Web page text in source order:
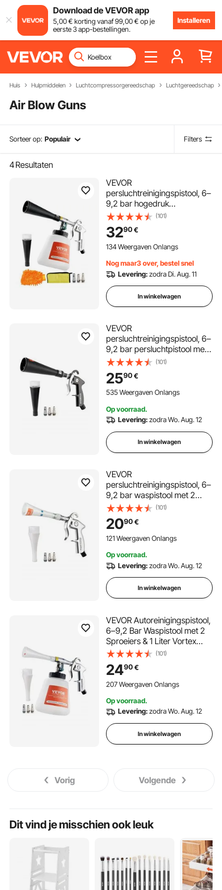
Download de VEVOR app
5,00€ korting vanaf99,00€ op je
eerste 3 app-bestellingen.
Installeren
Huis Hulpmiddelen Luchtcompressorgereedschap Luchtgereedschap
Air Blow Guns
Sorteer op: Populair Filters
4Resultaten
VEVOR
persluchtreinigingspistool, 6–
9,2 bar hogedruk
luchtblaaspistool met 2
sproeiers en 1 liter
vloeistoffles, waspistool,
autoreinigingspistool,
luchtcompressor
(101)
3290€
134 Weergaven Onlangs
Nog maar3 over, bestel snel
Levering:zodra Di. Aug. 11
In winkelwagen
VEVOR
persluchtreinigingspistool, 6–
9,2 bar persluchtpistool met
2 nozzlesets, 360° draaibare
nozzle voor grondige
reiniging,
hogedrukblaaspistool,
luchtcompressor.
(101)
2590€
535 Weergaven Onlangs
Op voorraad.
Levering:zodra Wo. Aug. 12
In winkelwagen
VEVOR
persluchtreinigingspistool, 6–
9,2 bar waspistool met 2
sproeiersets, 360° draaibare
sproeier voor grondige
reiniging,
autoreinigingspistool,
luchtcompressor.
(101)
2090€
121 Weergaven Onlangs
Op voorraad.
Levering:zodra Wo. Aug. 12
In winkelwagen
VEVOR Autoreinigingspistool,
6–9,2 Bar Waspistool met 2
Sproeiers & 1 Liter Vortex
Reinigingspistool,
Persluchtblaaspistool,
Compatibel met 1/4 NPT
Luchtcompressor
(101)
2490€
207 Weergaven Onlangs
Op voorraad.
Levering:zodra Wo. Aug. 12
In winkelwagen
Vorig Volgende
Dit vind je misschien ook leuk